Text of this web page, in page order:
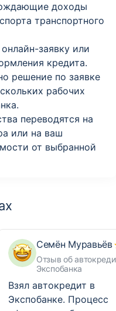
доходы
транспортного
заявку или
кредита.
решение по заявке
рабочих
переводятся на
или на ваш
от выбранной
Семён Муравьёв
Отзыв об
Экспобанка
Взял автокредит в
Экспобанке. Процесс